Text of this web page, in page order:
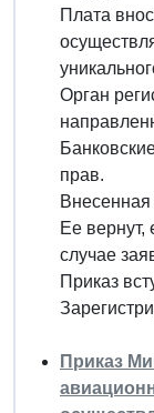
Плата
Орган
прав.
Ее
случае
Приказ
Приказ